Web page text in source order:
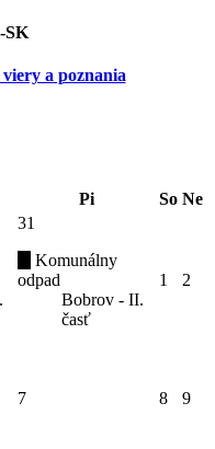
SK
Pi So Ne
31
Komunálny
odpad
Bobrov - II.
časť
1 2
7 8 9